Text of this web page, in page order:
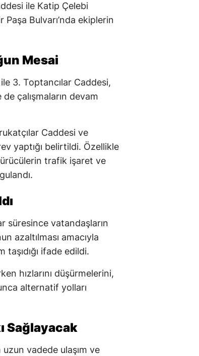
ile Katip Çelebi
Paşa Bulvarı’nda ekiplerin
Mesai
3. Toptancılar Caddesi,
çalışmaların devam
Caddesi ve
yaptığı belirtildi. Özellikle
trafik işaret ve
süresince vatandaşların
azaltılması amacıyla
ifade edildi.
hızlarını düşürmelerini,
alternatif yolları
Sağlayacak
uzun vadede ulaşım ve